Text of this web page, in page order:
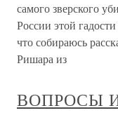
самого зверского
России этой
что собираюсь
Ришара из
ВОПРОСЫ